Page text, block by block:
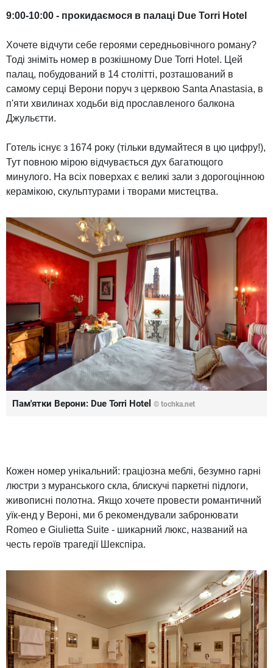
9:00-10:00 - прокидаємося в палаці Due Torri Hotel
Хочете відчути себе героями середньовічного роману?
Тоді зніміть номер в розкішному Due Torri Hotel. Цей
палац, побудований в 14 столітті, розташований в
самому серці Верони поруч з церквою Santa Anastasia, в
п'яти хвилинах ходьби від прославленого балкона
Джульєтти.
Готель існує з 1674 року (тільки вдумайтеся в цю цифру!),
Тут повною мірою відчувається дух багатющого
минулого. На всіх поверхах є великі зали з дорогоцінною
керамікою, скульптурами і творами мистецтва.
Пам'ятки Верони: Due Torri Hotel © tochka.net
Кожен номер унікальний: граціозна меблі, безумно гарні
люстри з муранського скла, блискучі паркетні підлоги,
живописні полотна. Якщо хочете провести романтичний
уїк-енд у Вероні, ми б рекомендували забронювати
Romeo e Giulietta Suite - шикарний люкс, названий на
честь героїв трагедії Шекспіра.